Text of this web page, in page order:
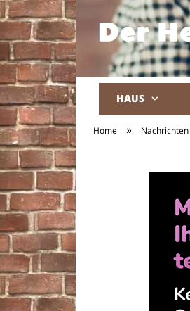
HAUS
Home » Nachrichten